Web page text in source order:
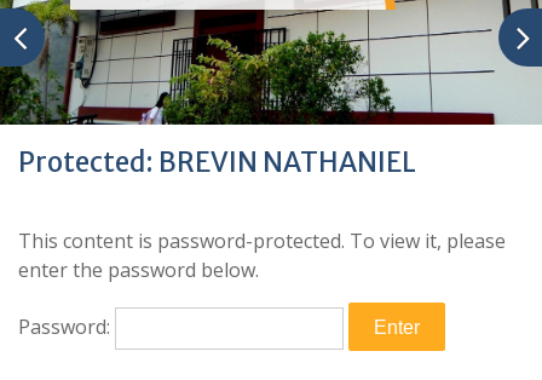
Protected: BREVIN NATHANIEL
This content is password-protected. To view it, please
enter the password below.
Password: